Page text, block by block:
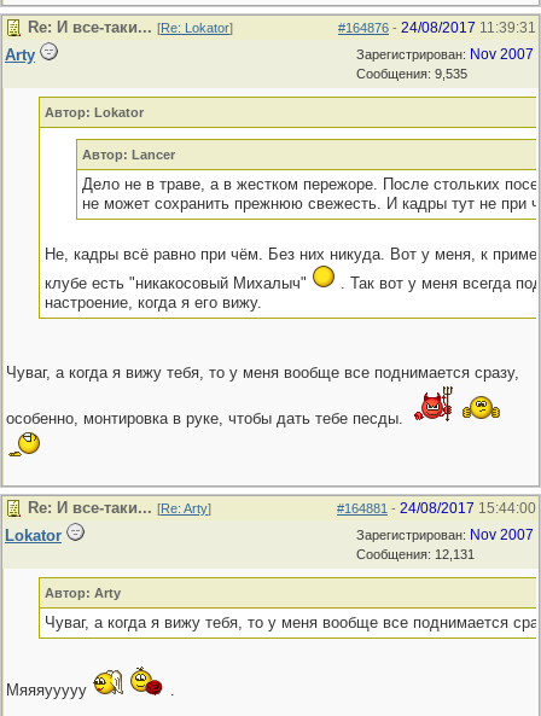
#164876 - 24/08/2017 11:39:31
Re: И все-таки... [Re: Lokator]
Зарегистрирован: Nov 2007
Сообщения: 9,535
Arty
Автор: Lokator
Автор: Lancer
Дело не в траве, а в жестком пережоре. После стольких
не может сохранить прежнюю свежесть. И кадры тут не при
Не, кадры всё равно при чём. Без них никуда. Вот у меня, к
клубе есть "никакосовый Михалыч"
. Так вот у меня всегда
настроение, когда я его вижу.
Чуваг, а когда я вижу тебя, то у меня вообще все поднимается сразу,
особенно, монтировка в руке, чтобы дать тебе песды.
#164881 - 24/08/2017 15:44:00
Re: И все-таки... [Re: Arty]
Зарегистрирован: Nov 2007
Сообщения: 12,131
Lokator
Автор: Arty
Чуваг, а когда я вижу тебя, то у меня вообще все поднимается
Мяяяууууу .